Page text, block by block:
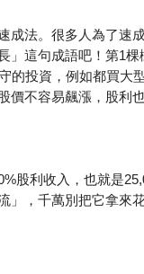
成法。很多人為了速
」這句成語吧！第1
的投資，例如都買大
價不容易飆漲，股利
股利收入，也就是
」，千萬別把它拿來